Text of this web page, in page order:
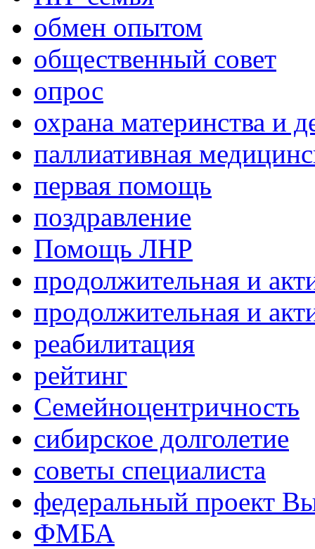
обмен опытом
общественный совет
опрос
охрана материнства и
паллиативная
первая помощь
поздравление
Помощь ЛНР
продолжительная и
продолжительная и
реабилитация
рейтинг
Семейноцентричность
сибирское долголетие
советы специалиста
федеральный проект
ФМБА